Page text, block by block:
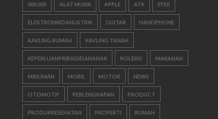
000.000 ALAT MUSIK APPLE ATK EFEK
ELEKTRONIKDANLISTRIK GUITAR HANDPHONE
KAVLING RUMAH KAVLING TANAH
KEPERLUANPRIBADIDANANAK KOLEKSI MAKANAN
MINUMAN MOBIL MOTOR NEWS
OTOMOTIF PERLENGKAPAN PRODUCT
PRODUKKESEHATAN PROPERTI RUMAH